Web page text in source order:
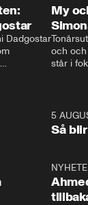
Dadgostar
Ska vi
vi förstås
My
och
står i
5
Så